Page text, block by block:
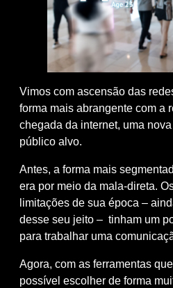
Vimos com ascensão das
forma mais abrangente com a
chegada da internet, uma
público alvo.
Antes, a forma mais
era por meio da mala-direta.
limitações de sua época –
desse seu jeito – tinham um
para trabalhar uma
Agora, com as ferramentas
possível escolher de forma